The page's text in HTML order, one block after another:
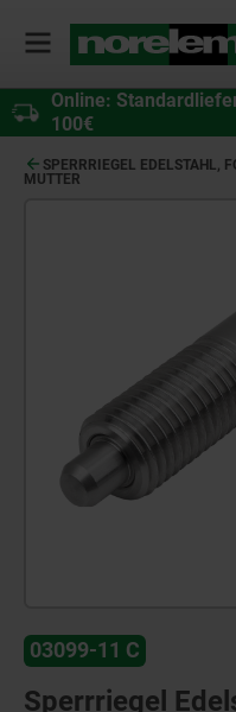
Online:
100€
SPERRRIEGEL EDELSTAHL,
MUTTER
03099-11 C
Sperrriegel